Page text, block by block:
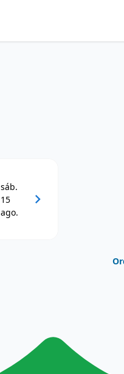
sáb.
15
ago.
chevron_right